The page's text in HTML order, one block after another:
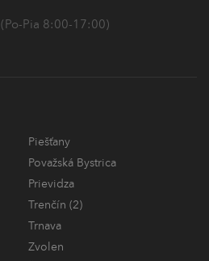
(Po-Pia 8:00-17:00)
Piešťany
Považská Bystrica
Prievidza
Trenčín (2)
Trnava
Zvolen